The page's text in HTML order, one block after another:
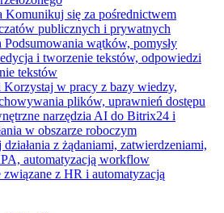
Komunikuj się za pośrednictwem
publicznych i prywatnych
Podsumowania wątków, pomysły
i tworzenie tekstów, odpowiedzi
tekstów
Korzystaj w pracy z bazy wiedzy,
plików, uprawnień dostępu
narzędzia AI do Bitrix24 i
w obszarze roboczym
z żądaniami, zatwierdzeniami,
automatyzacją workflow
z HR i automatyzacją